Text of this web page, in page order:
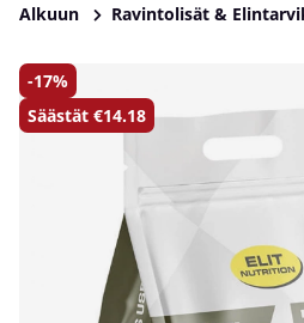
Alkuun Ravintolisät &
17
Säästät €14.18
Tuotekuvat Gainer, 2 kg +